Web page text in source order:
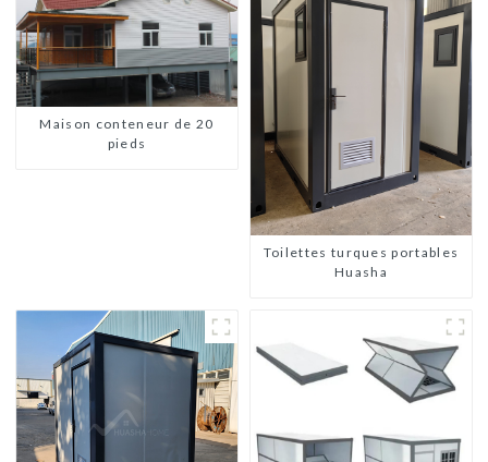
Maison conteneur de 20
pieds
Toilettes turques portables
Huasha